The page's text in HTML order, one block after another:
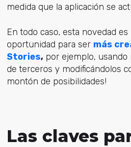
medida que la aplicación se
En todo caso, esta novedad
oportunidad para ser más
Stories,por ejemplo, usando
de terceros y modificándolos
montón de posibilidades!
Las claves